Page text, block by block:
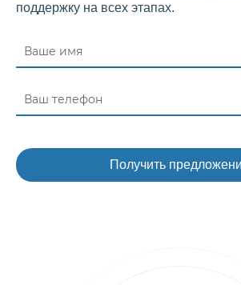
поддержку на всех этапах.